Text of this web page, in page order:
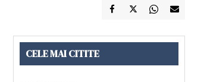
CELE MAI CITITE